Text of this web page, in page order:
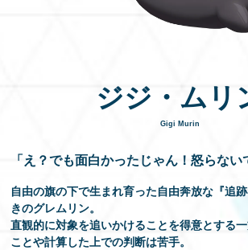
ジジ・ムリ
Gigi Murin
「え？でも面白かったじゃん！怒らない
自由の旗の下で生まれ育った自由奔放な『追
きのグレムリン。
直観的に対象を追いかけることを得意とする
ことや計算した上での判断は苦手。